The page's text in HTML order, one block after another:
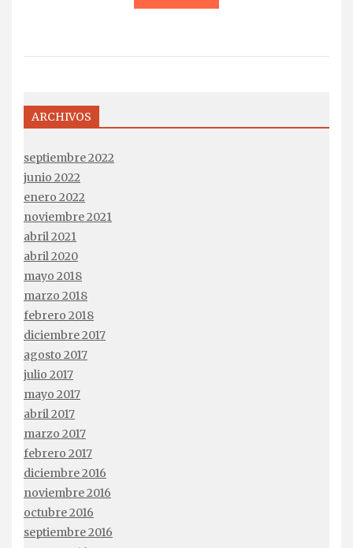
ARCHIVOS
septiembre 2022
junio 2022
enero 2022
noviembre 2021
abril 2021
abril 2020
mayo 2018
marzo 2018
febrero 2018
diciembre 2017
agosto 2017
julio 2017
mayo 2017
abril 2017
marzo 2017
febrero 2017
diciembre 2016
noviembre 2016
octubre 2016
septiembre 2016